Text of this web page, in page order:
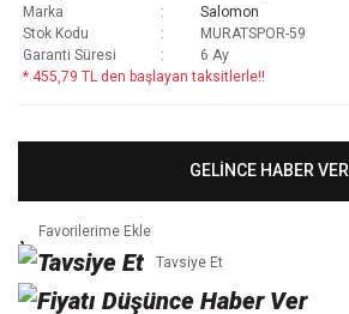
Marka
Salomon
Stok Kodu
MURATSPOR-59
Garanti Süresi
6 Ay
* 455,79 TL den başlayan taksitlerle!!
GELİNCE HABER VER
Tavsiye Et